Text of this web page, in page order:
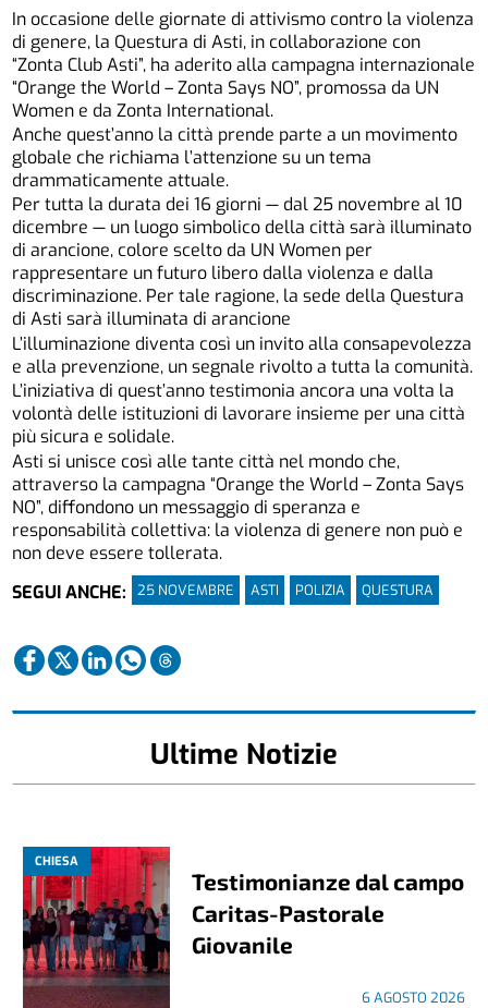
In occasione delle giornate di attivismo contro la violenza
di genere, la Questura di Asti, in collaborazione con
“Zonta Club Asti”, ha aderito alla campagna internazionale
“Orange the World – Zonta Says NO”, promossa da UN
Women e da Zonta International.
Anche quest’anno la città prende parte a un movimento
globale che richiama l’attenzione su un tema
drammaticamente attuale.
Per tutta la durata dei 16 giorni — dal 25 novembre al 10
dicembre — un luogo simbolico della città sarà illuminato
di arancione, colore scelto da UN Women per
rappresentare un futuro libero dalla violenza e dalla
discriminazione. Per tale ragione, la sede della Questura
di Asti sarà illuminata di arancione
L’illuminazione diventa così un invito alla consapevolezza
e alla prevenzione, un segnale rivolto a tutta la comunità.
L’iniziativa di quest’anno testimonia ancora una volta la
volontà delle istituzioni di lavorare insieme per una città
più sicura e solidale.
Asti si unisce così alle tante città nel mondo che,
attraverso la campagna “Orange the World – Zonta Says
NO”, diffondono un messaggio di speranza e
responsabilità collettiva: la violenza di genere non può e
non deve essere tollerata.
SEGUI ANCHE:
25 NOVEMBRE ASTI POLIZIA QUESTURA
Ultime Notizie
CHIESA
Testimonianze dal campo
Caritas-Pastorale
Giovanile
6 AGOSTO 2026